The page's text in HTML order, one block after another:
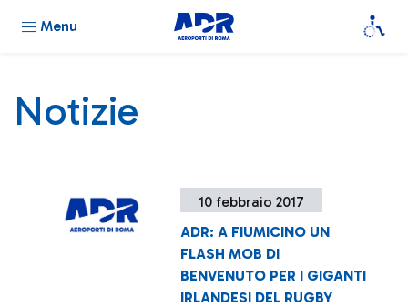
Menu
Notizie
10 febbraio 2017
ADR: A FIUMICINO UN
FLASH MOB DI
BENVENUTO PER I GIGANTI
IRLANDESI DEL RUGBY